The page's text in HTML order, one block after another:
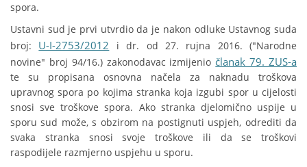
spora.
Ustavni sud je prvi utvrdio da je nakon odluke Ustavnog suda
broj: U-I-2753/2012 i dr. od 27. rujna 2016. ("Narodne
novine" broj 94/16.) zakonodavac izmijenio članak 79. ZUS-a
te su propisana osnovna načela za naknadu troškova
upravnog spora po kojima stranka koja izgubi spor u cijelosti
snosi sve troškove spora. Ako stranka djelomično uspije u
sporu sud može, s obzirom na postignuti uspjeh, odrediti da
svaka stranka snosi svoje troškove ili da se troškovi
raspodijele razmjerno uspjehu u sporu.